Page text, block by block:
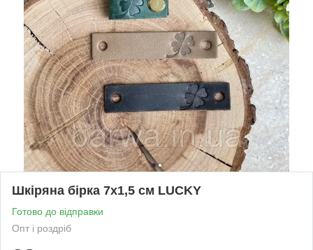
Шкіряна бірка 7х1,5 см LUCKY
Готово до відправки
Опт і роздріб